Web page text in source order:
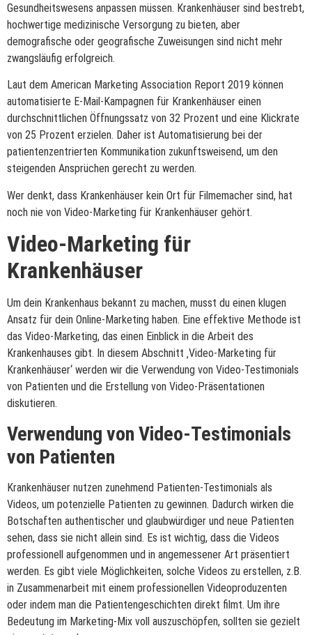
Gesundheitswesens anpassen müssen. Krankenhäuser sind bestrebt,
hochwertige medizinische Versorgung zu bieten, aber
demografische oder geografische Zuweisungen sind nicht mehr
zwangsläufig erfolgreich.
Laut dem American Marketing Association Report 2019 können
automatisierte E-Mail-Kampagnen für Krankenhäuser einen
durchschnittlichen Öffnungssatz von 32 Prozent und eine Klickrate
von 25 Prozent erzielen. Daher ist Automatisierung bei der
patientenzentrierten Kommunikation zukunftsweisend, um den
steigenden Ansprüchen gerecht zu werden.
Wer denkt, dass Krankenhäuser kein Ort für Filmemacher sind, hat
noch nie von Video-Marketing für Krankenhäuser gehört.
Video-Marketing für
Krankenhäuser
Um dein Krankenhaus bekannt zu machen, musst du einen klugen
Ansatz für dein Online-Marketing haben. Eine effektive Methode ist
das Video-Marketing, das einen Einblick in die Arbeit des
Krankenhauses gibt. In diesem Abschnitt ‚Video-Marketing für
Krankenhäuser‘ werden wir die Verwendung von Video-Testimonials
von Patienten und die Erstellung von Video-Präsentationen
diskutieren.
Verwendung von Video-Testimonials
von Patienten
Krankenhäuser nutzen zunehmend Patienten-Testimonials als
Videos, um potenzielle Patienten zu gewinnen. Dadurch wirken die
Botschaften authentischer und glaubwürdiger und neue Patienten
sehen, dass sie nicht allein sind. Es ist wichtig, dass die Videos
professionell aufgenommen und in angemessener Art präsentiert
werden. Es gibt viele Möglichkeiten, solche Videos zu erstellen, z.B.
in Zusammenarbeit mit einem professionellen Videoproduzenten
oder indem man die Patientengeschichten direkt filmt. Um ihre
Bedeutung im Marketing-Mix voll auszuschöpfen, sollten sie gezielt